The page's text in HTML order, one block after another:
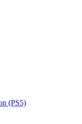
(PS5)